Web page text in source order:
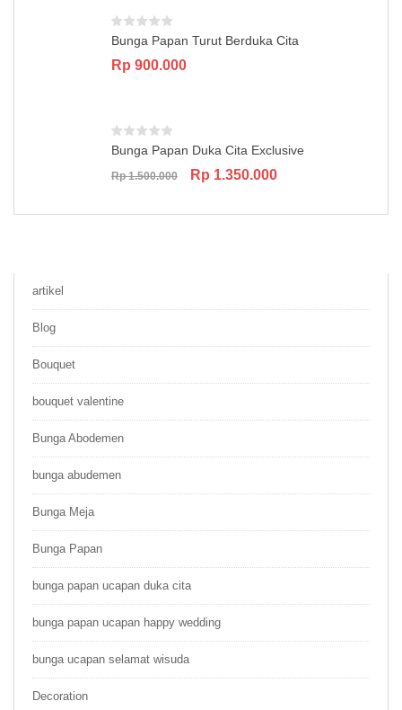
Bunga Papan Turut Berduka Cita
Rp 900.000
Bunga Papan Duka Cita Exclusive
Rp1.500.000
Original
Rp 1.350.000Current
artikel
Blog
Bouquet
bouquet valentine
Bunga Abodemen
bunga abudemen
Bunga Meja
Bunga Papan
bunga papan ucapan duka cita
bunga papan ucapan happy wedding
bunga ucapan selamat wisuda
Decoration